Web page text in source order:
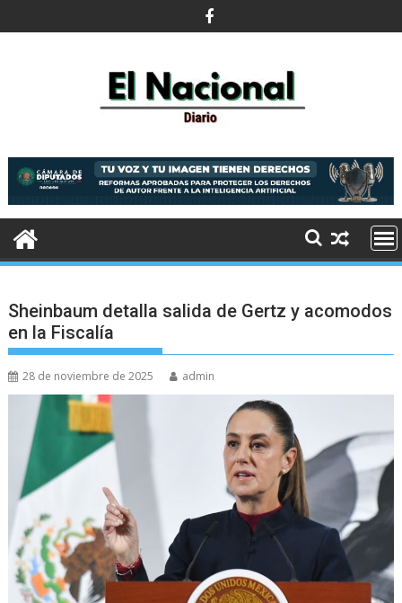
al
Sheinbaum detalla salida de Gertz y acomodos
en la Fiscalía
28 de noviembre de 2025 admin